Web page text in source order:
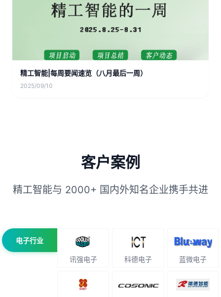
精工智能|每周要闻速览（八月最后一周）
2025/09/10
客户案例
精工智能与 2000+ 国内外知名企业携手共进
电子行业
讯强电子 科德电子 蓝微电子